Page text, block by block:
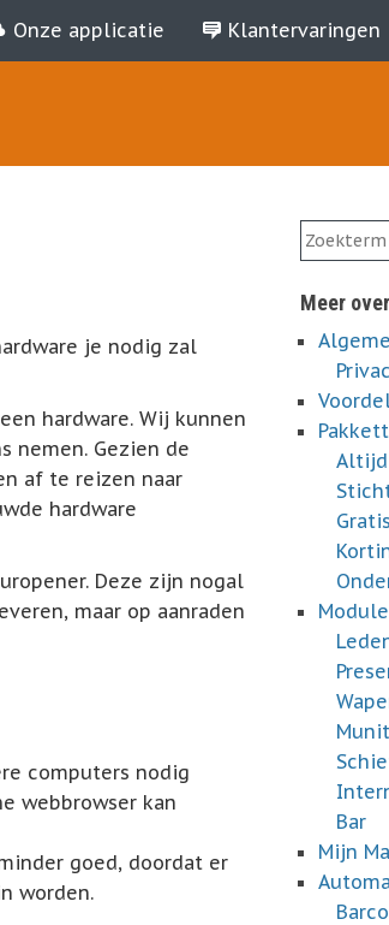
Onze applicatie Klantervaringen
je nodig zal
hardware. Wij kunnen
nemen. Gezien de
af te reizen naar
hardware
Deze zijn nogal
maar op aanraden
computers nodig
webbrowser kan
goed, doordat er
worden.
Meer
Bar
Mijn